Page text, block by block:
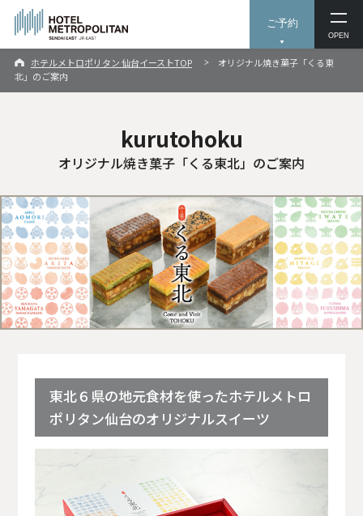
ご予約
OPEN
ホテルメトロポリタン 仙台イーストTOP
オリジナル焼き菓子「くる東
北」のご案内
kurutohoku
オリジナル焼き菓子「くる東北」のご案内
東北６県の地元食材を使ったホテルメトロ
ポリタン仙台のオリジナルスイーツ